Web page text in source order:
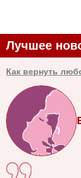
Лучшее
Как вернуть